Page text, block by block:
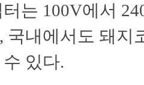
는 100V에서
국내에서도 돼지
있다.